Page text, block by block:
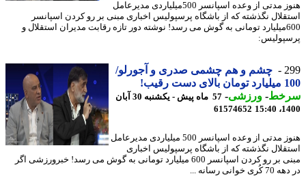
هنوز مدتی از وعده اسپانسر 500میلیاردی مدیرعامل
نگذشته که از باشگاه پرسپولیس اخباری مبنی بر رو کردن اسپانسر
600میلیارد تومانی به گوش می رسد! نوشته دور تازه رقابت مدیران استقلال و
چشم و هم چشمی صدری و آجورلو/
-ورزشی-
57 ماه پیش - یکشنبه 30 آبان
61574652
هنوز مدتی از وعده اسپانسر 500 میلیاردی مدیرعامل
نگذشته که از باشگاه پرسپولیس اخباری
مبنی بر رو کردن اسپانسر 600 میلیارد تومانی به گوش می رسد! خبرورزشی اگر
رسانه ...